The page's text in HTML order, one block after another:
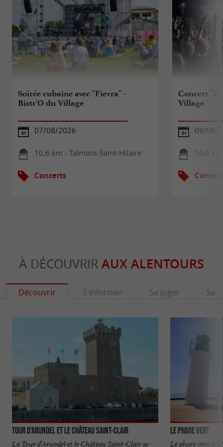
Soirée cubaine avec "Fievra" -
Bistr'O du Village
07/08/2026
10,6 km - Talmont-Saint-Hilaire
Concerts
Concert
Village
09/08/
10,6
À DÉCOUVRIR AUX ALENTOURS
Découvrir S'informer Se loger Se
Tour d'Arundel et le Château Saint-Clair
La Tour d'Arundel et le Château Saint-Clair se
LE PHARE VERT
Le phare vert des